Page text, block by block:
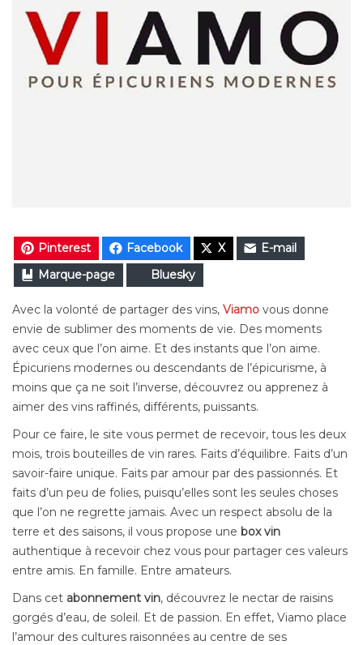
Pinterest Facebook X
E-mail
Marque-page
Bluesky
Avec la volonté de partager des vins, Viamo vous donne
envie de sublimer des moments de vie. Des moments
avec ceux que l’on aime. Et des instants que l’on aime.
Épicuriens modernes ou descendants de l’épicurisme, à
moins que ça ne soit l’inverse, découvrez ou apprenez à
aimer des vins raffinés, différents, puissants.
Pour ce faire, le site vous permet de recevoir, tous les deux
mois, trois bouteilles de vin rares. Faits d’équilibre. Faits d’un
savoir-faire unique. Faits par amour par des passionnés. Et
faits d’un peu de folies, puisqu’elles sont les seules choses
que l’on ne regrette jamais. Avec un respect absolu de la
terre et des saisons, il vous propose une box vin
authentique à recevoir chez vous pour partager ces valeurs
entre amis. En famille. Entre amateurs.
Dans cet abonnement vin, découvrez le nectar de raisins
gorgés d’eau, de soleil. Et de passion. En effet, Viamo place
l’amour des cultures raisonnées au centre de ses